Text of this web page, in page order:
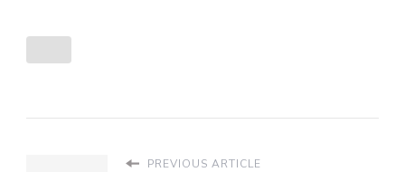
PREVIOUS ARTICLE